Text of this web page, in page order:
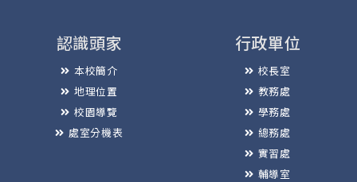
認識頭家
本校簡介
地理位置
校園導覽
處室分機表
行政單位
校長室
教務處
學務處
總務處
實習處
輔導室